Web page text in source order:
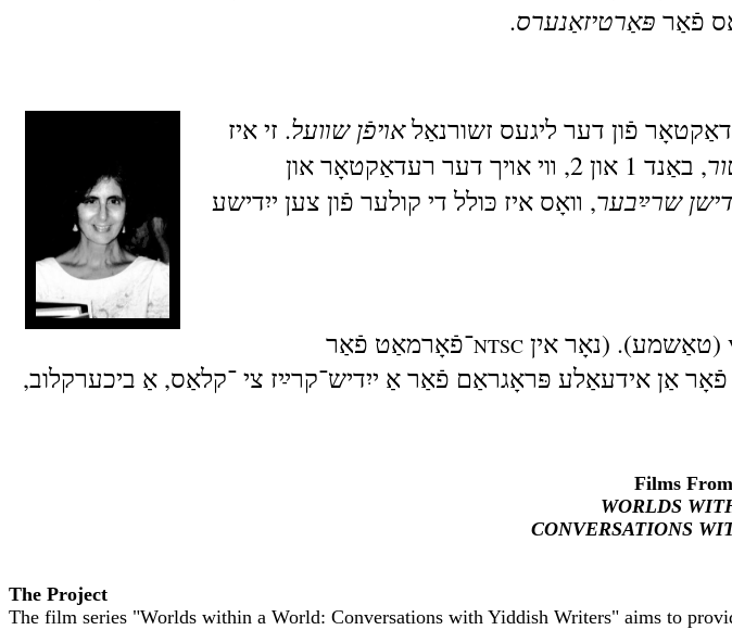
פֿאַר פּאַרטיזאַנערס.
פֿון דער ליגעס זשורנאַלאױפֿן שװעל. זי איז
, באַנד 1 און 2, װי אױך דער רעדאַקטאָר און
שרײַבער, װאָס איז כּולל די קולער פֿון צען ייִדישע
(טאַשמע). (נאָר אין NTSC־פֿאָרמאַט פֿאַר
פֿאָר אַן אידעאַלע פּראָגראַם פֿאַר אַ ייִדיש־קרײַז צי ־קלאַס, אַ ביכערקלוב,
Films
WORLDS
CONVERSATIONS
The Project
The film series "Worlds within a World: Conversations with Yiddish Writers" aims to